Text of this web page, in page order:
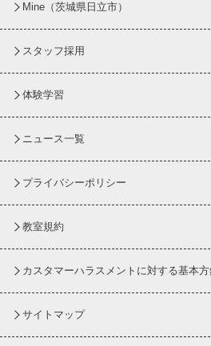
Mine（茨城県日立市）
スタッフ採用
体験学習
ニュース一覧
プライバシーポリシー
教室規約
カスタマーハラスメントに対する基本
サイトマップ